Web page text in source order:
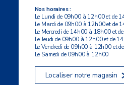
Nos horaires :
Le Lundi de 09h00 à 12h00 et de
Le Mardi de 09h00 à 12h00 et de
Le Mercredi de 14h00 à 18h00 et
Le Jeudi de 09h00 à 12h00 et de
Le Vendredi de 09h00 à 12h00 et
Le Samedi de 09h00 à 12h00
Localiser notre magasin